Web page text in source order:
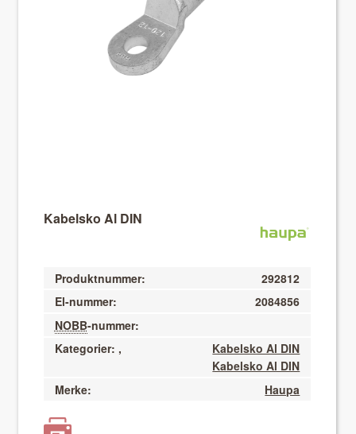
Kabelsko Al DIN
Produktnummer:
292812
El-nummer:
2084856
NOBB-nummer:
Kategorier:
Kabelsko Al DIN
,
Kabelsko Al DIN
Merke:
Haupa